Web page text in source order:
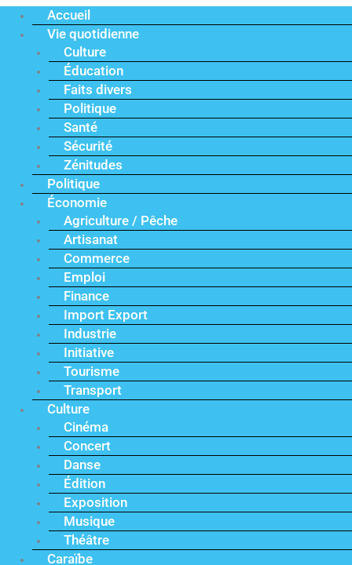
Accueil
Vie quotidienne
Culture
Éducation
Faits divers
Politique
Santé
Sécurité
Zénitudes
Politique
Économie
Agriculture / Pêche
Artisanat
Commerce
Emploi
Finance
Import Export
Industrie
Initiative
Tourisme
Transport
Culture
Cinéma
Concert
Danse
Édition
Exposition
Musique
Théâtre
Caraïbe